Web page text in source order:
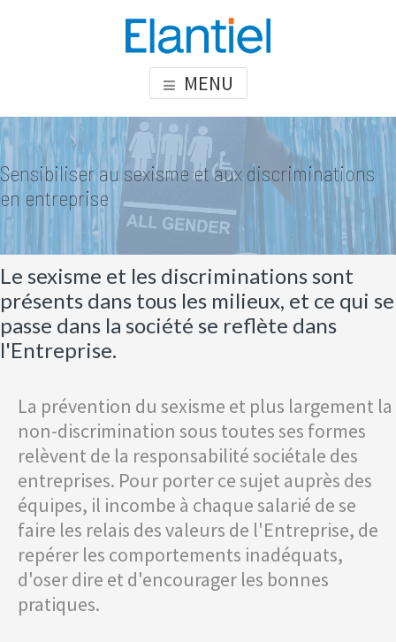
Elantiel développe les compétences relationnelle en milieu
professionnel
MENU
Sensibiliser au sexisme et aux discriminations
en entreprise
Le sexisme et les discriminations sont
présents dans tous les milieux, et ce qui se
passe dans la société se reflète dans
l'Entreprise.
La prévention du sexisme et plus largement la
non-discrimination sous toutes ses formes
relèvent de la responsabilité sociétale des
entreprises. Pour porter ce sujet auprès des
équipes, il incombe à chaque salarié de se
faire les relais des valeurs de l'Entreprise, de
repérer les comportements inadéquats,
d'oser dire et d'encourager les bonnes
pratiques.